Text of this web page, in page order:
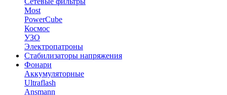
Most
PowerCube
Космос
УЗО
Электропатроны
Стабилизаторы напряжения
Фонари
Аккумуляторные
Ultraflash
Ansmann